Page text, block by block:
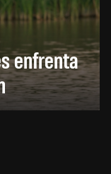
enfrenta